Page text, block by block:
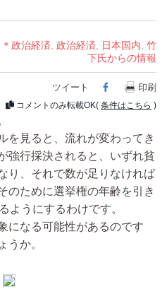
＊政治経済, 政治経済, 日本国内, 竹
下氏からの情報
ツイート Facebook
印刷
コメントのみ転載OK( 条件はこちら )
見ると、流れが変わってき
強行採決されると、いずれ貧
り、それで数が足りなければ
のために選挙権の年齢を引き
ようにするわけです。
になる可能性があるのです
うか。